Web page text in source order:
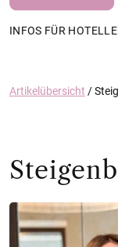
INFOS FÜR
Artikelübersicht /